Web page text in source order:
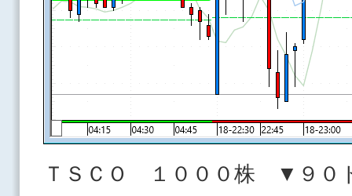
ＴＳＣＯ １０００株 ▼９０